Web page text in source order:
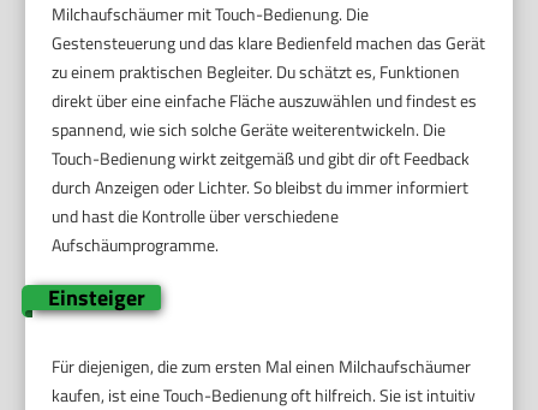
Milchaufschäumer mit Touch-Bedienung. Die
Gestensteuerung und das klare Bedienfeld machen das Gerät
zu einem praktischen Begleiter. Du schätzt es, Funktionen
direkt über eine einfache Fläche auszuwählen und findest es
spannend, wie sich solche Geräte weiterentwickeln. Die
Touch-Bedienung wirkt zeitgemäß und gibt dir oft Feedback
durch Anzeigen oder Lichter. So bleibst du immer informiert
und hast die Kontrolle über verschiedene
Aufschäumprogramme.
Einsteiger
Für diejenigen, die zum ersten Mal einen Milchaufschäumer
kaufen, ist eine Touch-Bedienung oft hilfreich. Sie ist intuitiv